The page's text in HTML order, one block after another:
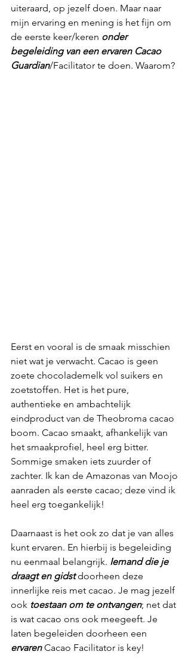
uiteraard, op jezelf doen. Maar naar
mijn ervaring en mening is het fijn om
de eerste keer/keren onder
begeleiding van een ervaren Cacao
Guardian/Facilitator te doen. Waarom?
Eerst en vooral is de smaak misschien
niet wat je verwacht. Cacao is geen
zoete chocolademelk vol suikers en
zoetstoffen. Het is het pure,
authentieke en ambachtelijk
eindproduct van de Theobroma cacao
boom. Cacao smaakt, afhankelijk van
het smaakprofiel, heel erg bitter.
Sommige smaken iets zuurder of
zachter. Ik kan de Amazonas van Moojo
aanraden als eerste cacao; deze vind ik
heel erg toegankelijk!
Daarnaast is het ook zo dat je van alles
kunt ervaren. En hierbij is begeleiding
nu eenmaal belangrijk. Iemand die je
draagt en gidst doorheen deze
innerlijke reis met cacao. Je mag jezelf
ook toestaan om te ontvangen; net dat
is wat cacao ons ook meegeeft. Je
laten begeleiden doorheen een
ervaren Cacao Facilitator is key!